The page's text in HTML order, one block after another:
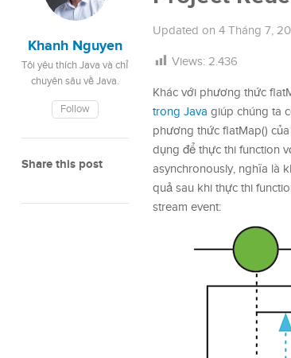
Khanh Nguyen
Tôi yêu thích Java và chỉ
chuyên sâu về Java.
Follow
Share this post
Updated on 4 Tháng 7,
Views: 2.436
Khác với phương thức
trong Java giúp chúng ta
phương thức flatMap()
dụng để thực thi function
asynchronously, nghĩa là
quả sau khi thực thi
stream event: